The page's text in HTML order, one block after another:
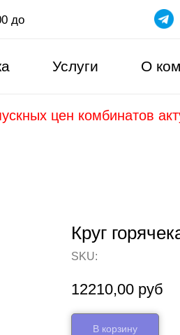
до
Услуги О
цен комбинатов
Круг
SKU:
12210,00 руб
В корзину